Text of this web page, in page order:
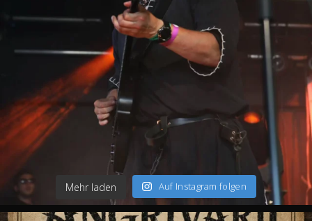
Mehr laden Auf Instagram folgen